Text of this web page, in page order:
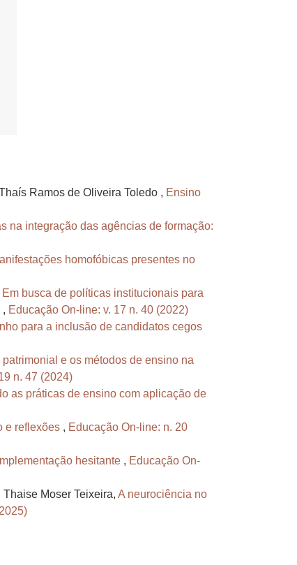
Ramos de Oliveira Toledo , Ensino
na integração das agências de formação:
homofóbicas presentes no
Em busca de políticas institucionais para
, Educação On-line: v. 17 n. 40 (2022)
para a inclusão de candidatos cegos
e os métodos de ensino na
n. 47 (2024)
as práticas de ensino com aplicação de
e reflexões , Educação On-line: n. 20
hesitante , Educação On-
Moser Teixeira, A neurociência no